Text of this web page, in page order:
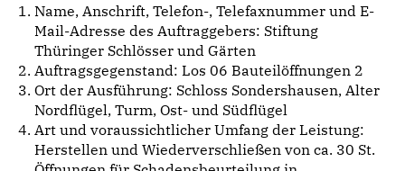
Name, Anschrift, Telefon-, Telefaxnummer und E-
Mail-Adresse des Auftraggebers: Stiftung
Thüringer Schlösser und Gärten
Auftragsgegenstand: Los 06 Bauteilöffnungen 2
Ort der Ausführung: Schloss Sondershausen, Alter
Nordflügel, Turm, Ost- und Südflügel
Art und voraussichtlicher Umfang der Leistung:
Herstellen und Wiederverschließen von ca. 30 St.